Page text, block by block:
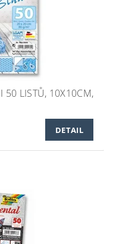
50 LISTŮ, 10X10CM,
DETAIL